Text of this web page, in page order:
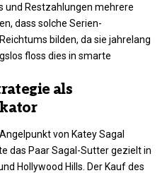
und Restzahlungen mehrere
dass solche Serien-
bilden, da sie jahrelang
floss dies in smarte
als
von Katey Sagal
das Paar Sagal-Sutter gezielt in
Hollywood Hills. Der Kauf des